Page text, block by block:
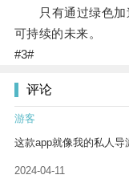
只有通过绿色加速
可持续的未来。
#3#
评论
游客
这款app就像我的私人导
2024-04-11